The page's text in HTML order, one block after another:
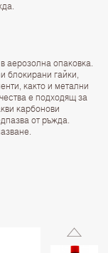
аерозолна опаковка.
блокирани гайки,
както и метални
е подходящ за
карбонови
от ръжда.